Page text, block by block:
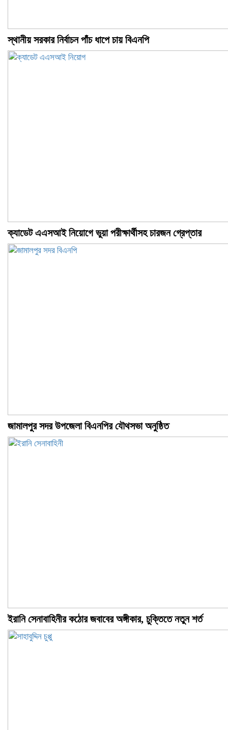
স্থানীয় সরকার নির্বাচন পাঁচ ধাপে চায় বিএনপি
ক্যাডেট এএসআই নিয়োগে ভুয়া পরীক্ষার্থীসহ চারজন গ্রেপ্তার
জামালপুর সদর উপজেলা বিএনপির যৌথসভা অনুষ্ঠিত
ইরানি সেনাবাহিনীর কঠোর জবাবের অঙ্গীকার, চুক্তিতে নতুন শর্ত